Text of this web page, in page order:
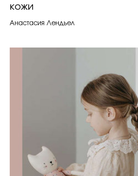
кожи
Анастасия Лендьел